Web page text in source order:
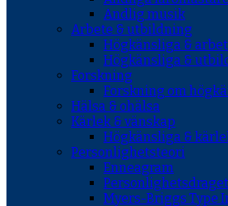
Andlig musik
Arbete & utbildning
Högkänsliga &
Högkänsliga &
Forskning
Forskning om
Hälsa & ohälsa
Kärlek & vänskap
Högkänsliga &
Personlighetsteori
Enneagram
Myers-Briggs Type